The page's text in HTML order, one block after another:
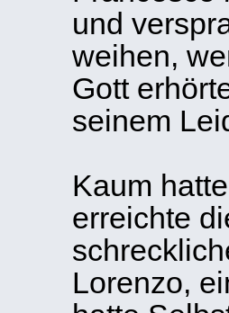
und
weihen,
Gott
seinem
Kaum
erreichte
Lorenzo,